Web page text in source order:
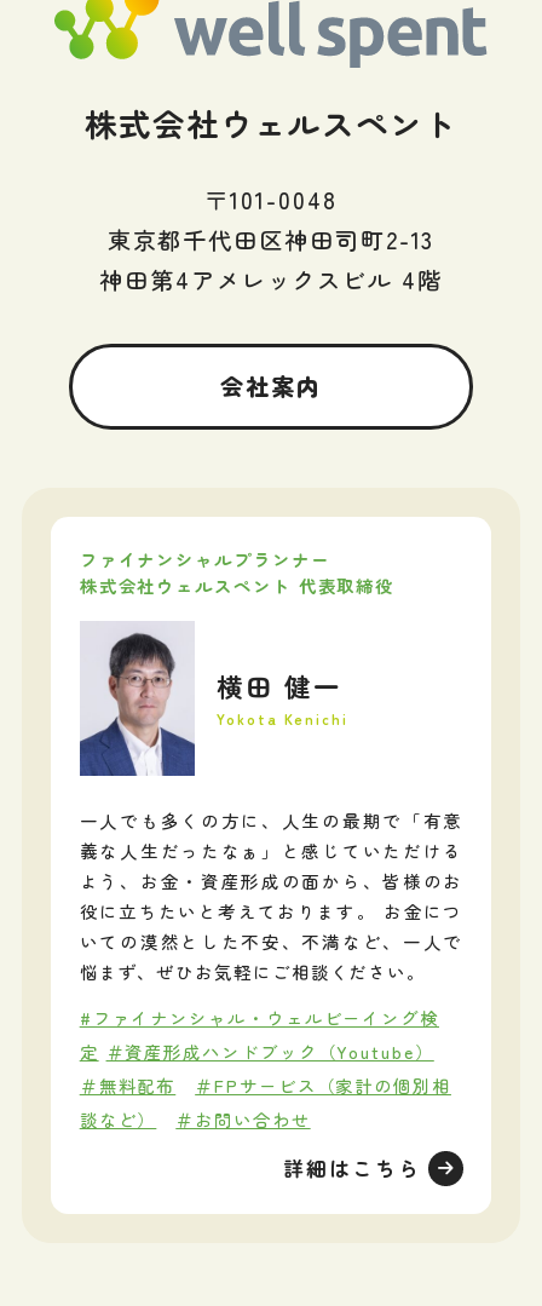
株式会社ウェルスペント
〒101-0048
東京都千代田区神田司町2-13
神田第4アメレックスビル 4階
会社案内
ファイナンシャルプランナー
株式会社ウェルスペント 代表取締役
横田 健一
Yokota Kenichi
一人でも多くの方に、人生の最期で「有意
義な人生だったなぁ」と感じていただける
よう、お金・資産形成の面から、皆様のお
役に立ちたいと考えております。 お金につ
いての漠然とした不安、不満など、一人で
悩まず、ぜひお気軽にご相談ください。
#ファイナンシャル・ウェルビーイング検
定 ＃資産形成ハンドブック（Youtube）
＃無料配布
＃FPサービス（家計の個別相
談など）
＃お問い合わせ
詳細はこちら